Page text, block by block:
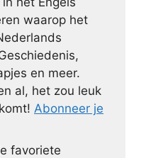
waarop het
en meer.
al, het zou leuk
Abonneer je
favoriete